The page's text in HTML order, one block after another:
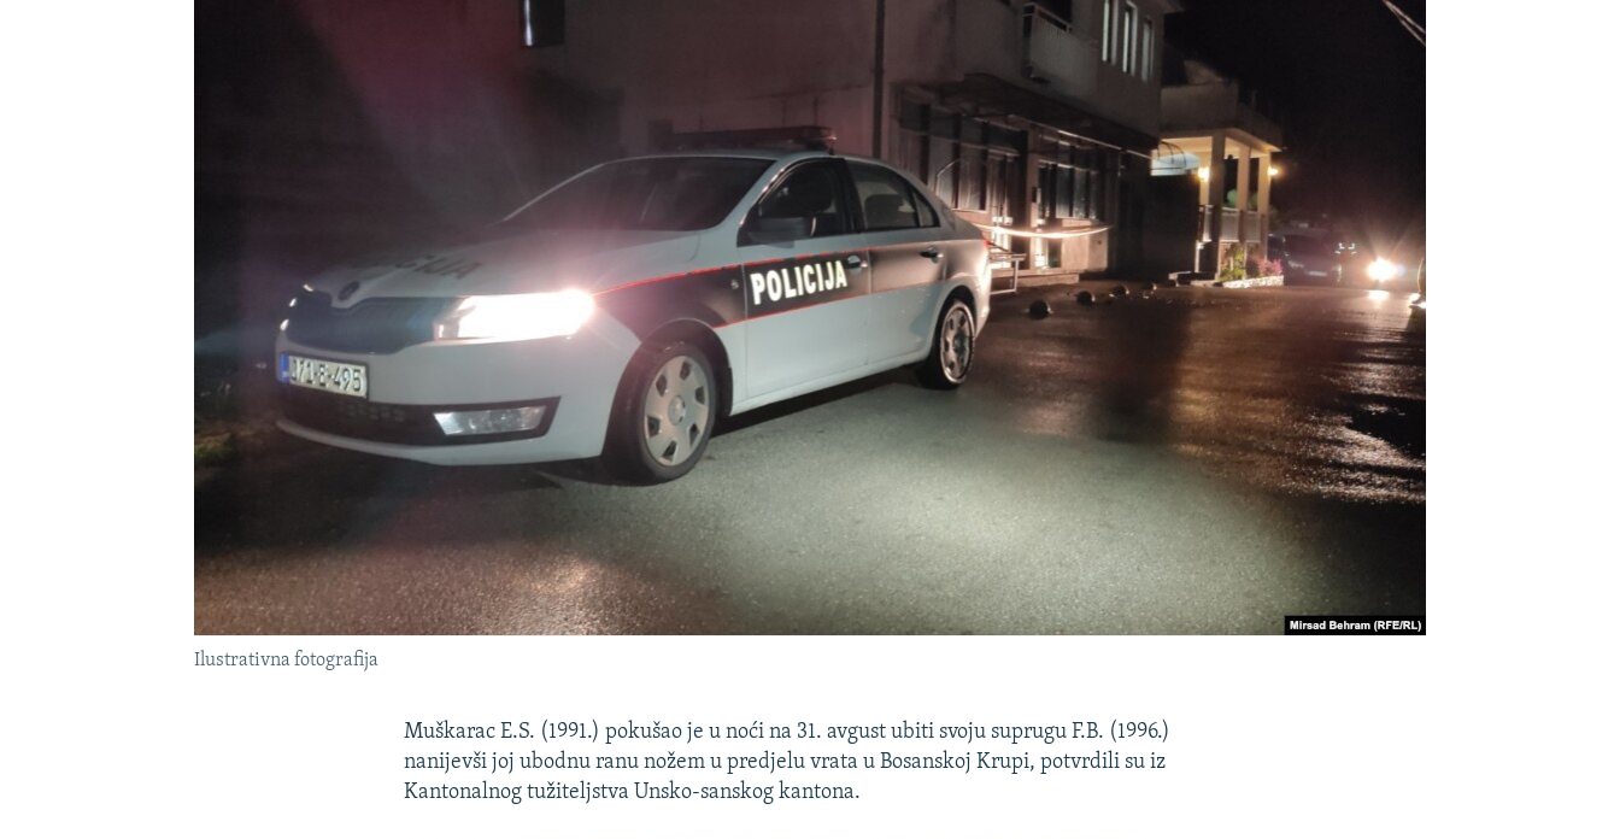
TRI DECENIJE OD RATA U BIH
NASTANAK I RASPAD JUGOSLAVIJE
Ilustrativna fotografija
Muškarac E.S. (1991.) pokušao je u noći na 31. avgust ubiti svoju suprugu F.B. (1996.)
nanijevši joj ubodnu ranu nožem u predjelu vrata u Bosanskoj Krupi, potvrdili su iz
Kantonalnog tužiteljstva Unsko-sanskog kantona.